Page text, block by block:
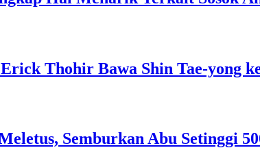
Thohir Bawa Shin Tae-yong
Semburkan Abu Setinggi